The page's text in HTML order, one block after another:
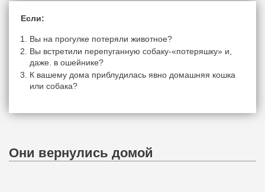
Если:
Вы на прогулке потеряли животное?
Вы встретили перепуганную собаку-«потеряшку» и,
даже. в ошейнике?
К вашему дома приблудилась явно домашняя кошка
или собака?
Они вернулись домой